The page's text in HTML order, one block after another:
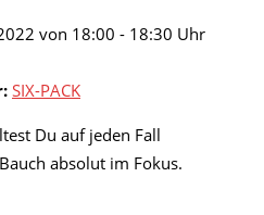
von 18:00 - 18:30 Uhr
SIX-PACK
Du auf jeden Fall
absolut im Fokus.